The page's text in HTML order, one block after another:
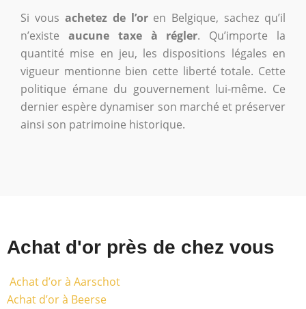
Si vous achetez de l’oren Belgique, sachez qu’il
n’existe aucune taxe à régler. Qu’importe la
quantité mise en jeu, les dispositions légales en
vigueur mentionne bien cette liberté totale. Cette
politique émane du gouvernement lui-même. Ce
dernier espère dynamiser son marché et préserver
ainsi son patrimoine historique.
Achat d'or près de chez vous
Achat d’or à Aarschot
Achat d’or à Beerse